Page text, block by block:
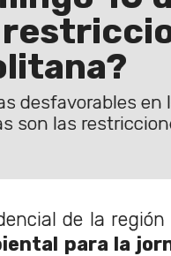
desfavorables en
son las
de la
para la